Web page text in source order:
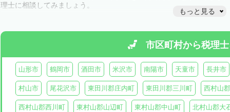
理士に相談してみましょう。
もっと見る
市区町村から税理
山形市 鶴岡市 酒田市 米沢市 南陽市 天童市 長井市
村山市 尾花沢市 東田川郡庄内町 東田川郡三川町 西村山
西村山郡西川町 東村山郡山辺町 東村山郡中山町 北村山郡大